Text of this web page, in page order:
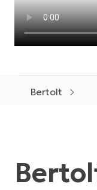
Bertolt